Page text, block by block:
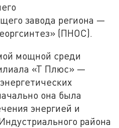
завода региона —
(ПНОС).
мощной среди
«Т Плюс» —
она была
энергией и
района